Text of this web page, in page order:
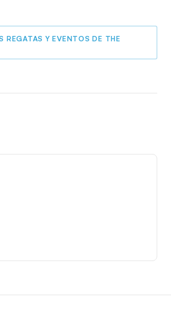
REGATAS Y EVENTOS DE THE